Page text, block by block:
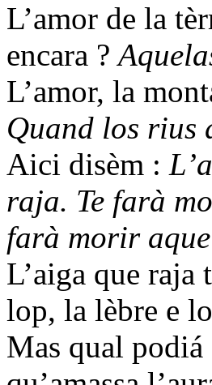
L’amor de la
encara ?
L’amor, la
Quand los rius
Aici disèm :
raja. Te farà
farà morir
L’aiga que
lop, la lèbre e
Mas qual